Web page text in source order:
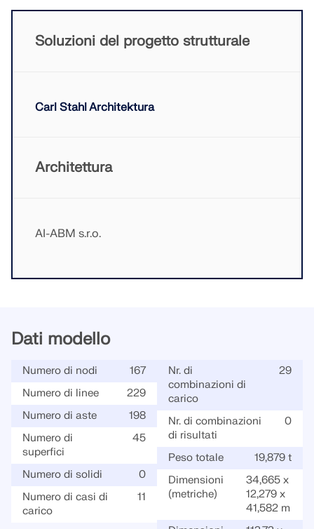
Soluzioni del progetto strutturale
Carl Stahl Architektura
Architettura
AI-ABM s.r.o.
Dati modello
Numero di nodi
167
Numero di linee
229
Numero di aste
198
Numero di
superfici
45
Numero di solidi
0
Numero di casi di
carico
11
Nr. di
combinazioni di
carico
29
Nr. di combinazioni
di risultati
0
Peso totale
19,879 t
Dimensioni
(metriche)
34,665 x
12,279 x
41,582 m